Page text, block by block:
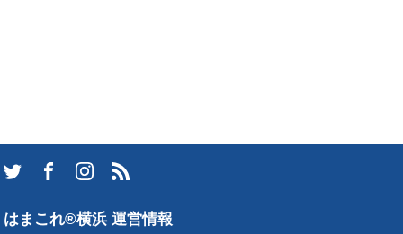
はまこれ®横浜 運営情報